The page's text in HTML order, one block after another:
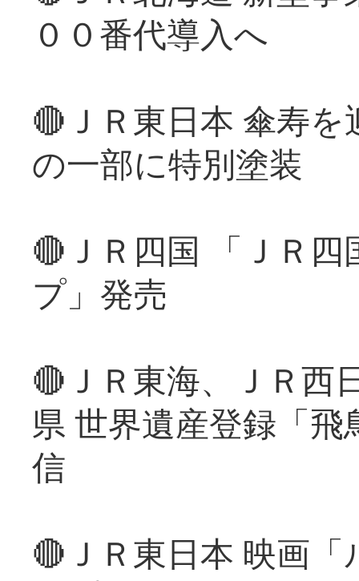
００番代導入へ
🔴ＪＲ東日本 傘寿
の一部に特別塗装
🔴ＪＲ四国 「ＪＲ
プ」発売
🔴ＪＲ東海、ＪＲ西
県 世界遺産登録「
信
🔴ＪＲ東日本 映画